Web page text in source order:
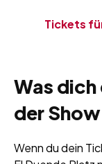
Tickets
Was
der Show
Wenn du dein